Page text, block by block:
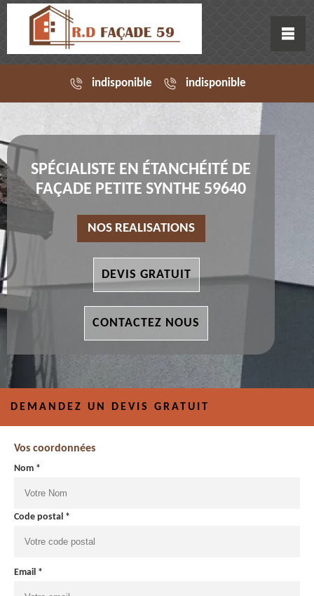
indisponible indisponible
SPÉCIALISTE EN ÉTANCHÉITÉ DE
FAÇADE PETITE SYNTHE 59640
NOS REALISATIONS
DEVIS GRATUIT
CONTACTEZ NOUS
DEMANDEZ UN DEVIS GRATUIT
Vos coordonnées
Nom *
Code postal *
Email *